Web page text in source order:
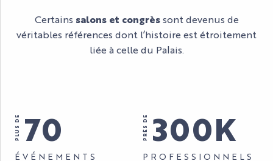
Certains salons et congrèssont devenus de
véritables références dont l’histoire est étroitement
liée à celle du Palais.
PLUS DE 70
ÉVÉNEMENTS
PRÈS DE 300K
PROFESSIONNELS